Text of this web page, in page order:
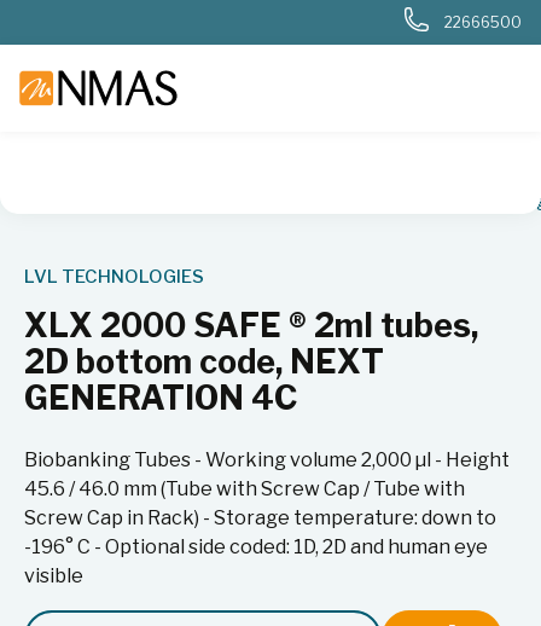
22666500
2D-rør
LVL TECHNOLOGIES
XLX 2000 SAFE ® 2ml tubes,
2D bottom code, NEXT
GENERATION 4C
Biobanking Tubes - Working volume 2,000 µl - Height
45.6 / 46.0 mm (Tube with Screw Cap / Tube with
Screw Cap in Rack) - Storage temperature: down to
-196° C - Optional side coded: 1D, 2D and human eye
visible